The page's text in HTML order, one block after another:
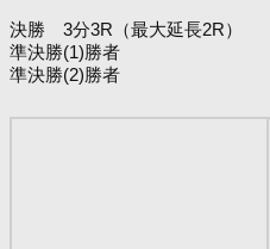
決勝 3分3R（最大延長2R）
準決勝(1)勝者
準決勝(2)勝者